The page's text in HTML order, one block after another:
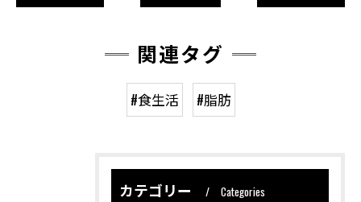
関連タグ
#食生活 #脂肪
カテゴリー Categories